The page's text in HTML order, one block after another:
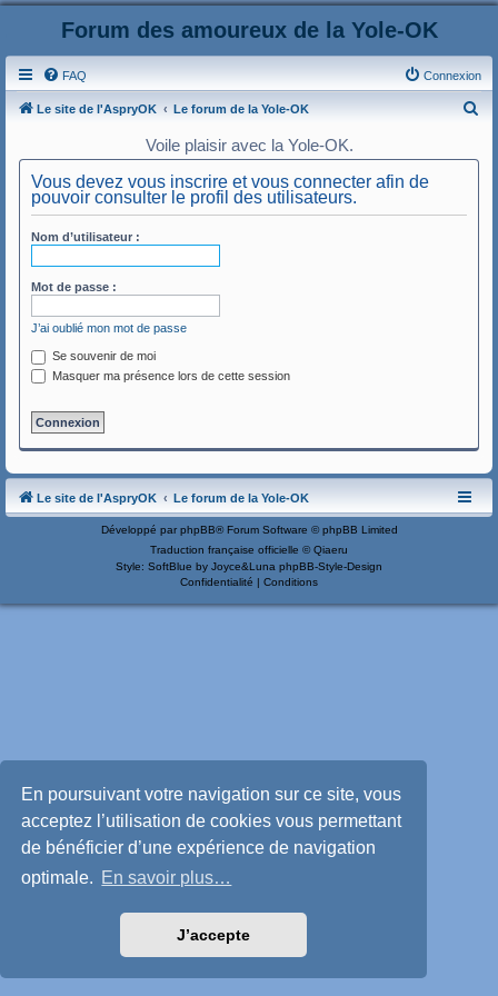
En poursuivant votre navigation sur ce site, vous
acceptez l’utilisation de cookies vous permettant
de bénéficier d’une expérience de navigation
optimale. En savoir plus…
J’accepte
Forum des amoureux de la Yole-OK
FAQ Connexion
Le site de l'AspryOK Le forum de la Yole-OK
Voile plaisir avec la Yole-OK.
Vous devez vous inscrire et vous connecter afin de
pouvoir consulter le profil des utilisateurs.
Nom d’utilisateur :
Mot de passe :
J’ai oublié mon mot de passe
Se souvenir de moi
Masquer ma présence lors de cette session
Le site de l'AspryOK Le forum de la Yole-OK
Développé par phpBB® Forum Software © phpBB Limited
Traduction française officielle ©Qiaeru
Style: SoftBlue by Joyce&Luna phpBB-Style-Design
Confidentialité | Conditions